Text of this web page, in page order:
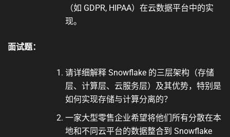
（如 GDPR, HIPAA）在云数据平台中的实
现。
面试题：
请详细解释 Snowflake 的三层架构（存储
层、计算层、云服务层）及其优势，特别是
如何实现存储与计算分离的？
一家大型零售企业希望将他们所有分散在本
地和不同云平台的数据整合到 Snowflake